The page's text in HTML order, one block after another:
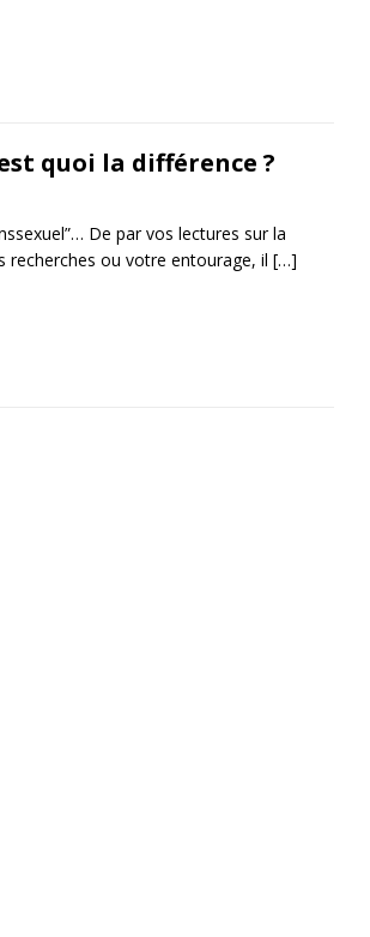
quoi la différence ?
De par vos lectures sur la
recherches ou votre entourage, il […]